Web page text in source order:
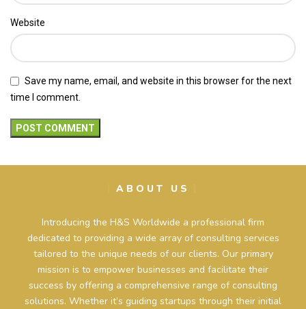
Website
Save my name, email, and website in this browser for the next
time I comment.
ABOUT US
Introducing the H&S Worldwide a professional firm
dedicated to providing a wide array of consulting services
tailored to the unique needs of our clients. Our primary
mission is to empower businesses and facilitate their
success by offering a comprehensive range of consulting
solutions. Whether it’s guiding startups through their initial